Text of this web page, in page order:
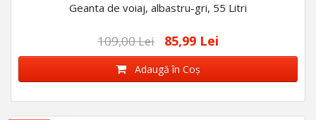
Geanta de voiaj, albastru-gri, 55 Litri
109,00 Lei 85,99 Lei
Adaugă în Coş